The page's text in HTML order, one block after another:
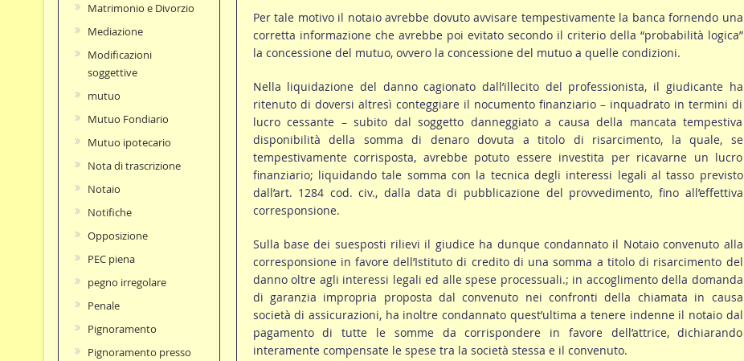
Per tale motivo il notaio avrebbe dovuto avvisare tempestivamente la banca fornendo una
corretta informazione che avrebbe poi evitato secondo il criterio della “probabilità logica”
la concessione del mutuo, ovvero la concessione del mutuo a quelle condizioni.
Nella liquidazione del danno cagionato dall’illecito del professionista, il giudicante ha
ritenuto di doversi altresì conteggiare il nocumento finanziario – inquadrato in termini di
lucro cessante – subito dal soggetto danneggiato a causa della mancata tempestiva
disponibilità della somma di denaro dovuta a titolo di risarcimento, la quale, se
tempestivamente corrisposta, avrebbe potuto essere investita per ricavarne un lucro
finanziario; liquidando tale somma con la tecnica degli interessi legali al tasso previsto
dall’art. 1284 cod. civ., dalla data di pubblicazione del provvedimento, fino all’effettiva
corresponsione.
Sulla base dei suesposti rilievi il giudice ha dunque condannato il Notaio convenuto alla
corresponsione in favore dell’Istituto di credito di una somma a titolo di risarcimento del
danno oltre agli interessi legali ed alle spese processuali.; in accoglimento della domanda
di garanzia impropria proposta dal convenuto nei confronti della chiamata in causa
società di assicurazioni, ha inoltre condannato quest’ultima a tenere indenne il notaio dal
pagamento di tutte le somme da corrispondere in favore dell’attrice, dichiarando
interamente compensate le spese tra la società stessa e il convenuto.
Matrimonio e Divorzio
Mediazione
Modificazioni
soggettive
mutuo
Mutuo Fondiario
Mutuo ipotecario
Nota di trascrizione
Notaio
Notifiche
Opposizione
PEC piena
pegno irregolare
Penale
Pignoramento
Pignoramento presso